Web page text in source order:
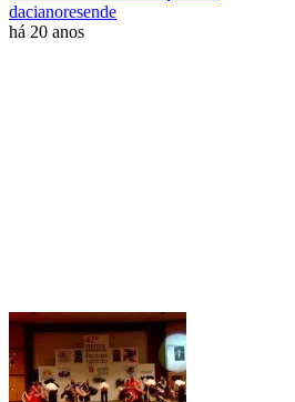
dacianoresende
há 20 anos